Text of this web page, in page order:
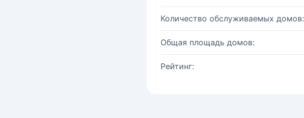
Количество обслуживаемых домов:
Общая площадь домов:
Рейтинг: